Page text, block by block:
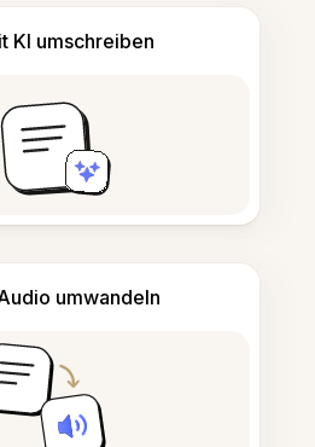
KI umschreiben
umwandeln